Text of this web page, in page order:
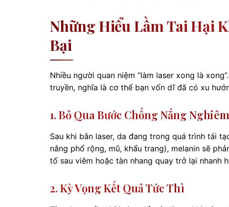
Những Hiểu Lầm Tai Hại
Bại
Nhiều người quan niệm “làm laser xong là
truyền, nghĩa là cơ thể bạn vốn dĩ đã có xu
1. Bỏ Qua Bước Chống Nắng
Sau khi bắn laser, da đang trong quá trình tái
nắng phổ rộng, mũ, khẩu trang), melanin sẽ
tố sau viêm hoặc tàn nhang quay trở lại nhanh
2. Kỳ Vọng Kết Quả Tức Thì